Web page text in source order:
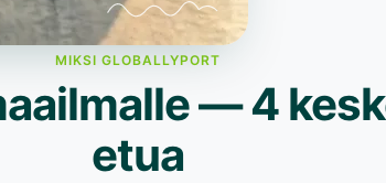
MIKSI GLOBALLYPORT
— 4
etua